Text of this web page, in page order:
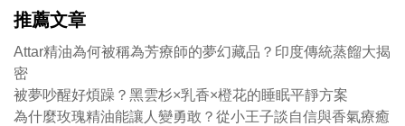
推薦文章
Attar精油為何被稱為芳療師的夢幻藏品？印度傳統蒸餾大揭
密
被夢吵醒好煩躁？黑雲杉×乳香×橙花的睡眠平靜方案
為什麼玫瑰精油能讓人變勇敢？從小王子談自信與香氣療癒